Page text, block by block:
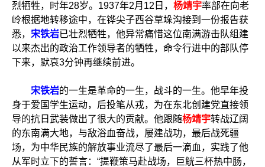
烈牺牲，时年28岁。1937年2月12日， 杨靖宇率部在向老
岭根据地转移途中，在铧尖子西谷草垛沟接到一份报告获
悉， 宋铁岩已壮烈牺牲，他异常痛惜这位南满游击队组建
以来杰出的政治工作领导者的牺牲，命令行进中的部队停
下来，默哀3分钟再继续前进。
宋铁岩的一生是革命的一生，战斗的一生。他早年投
身于爱国学生运动，后投笔从戎，为在东北创建党直接领
导的抗日武装做出了很大的贡献。他跟随杨靖宇转战辽阔
的东南满大地，与敌浴血奋战，屡建战功，最后战死疆
场，为中华民族的解放事业流尽了最后一滴血，实践了他
从军时立下的誓言：“提鞭策马赴战场，巨觥三杯热中肠，